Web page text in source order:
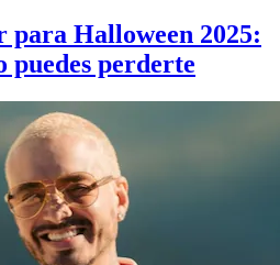
para Halloween 2025:
puedes perderte